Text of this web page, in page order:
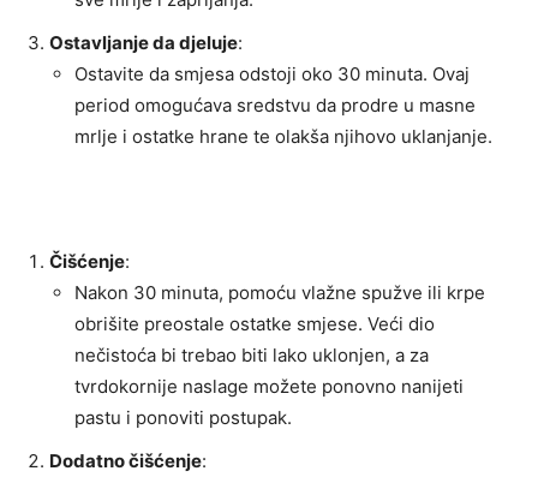
Ostavljanje da djeluje:
Ostavite da smjesa odstoji oko 30 minuta. Ovaj
period omogućava sredstvu da prodre u masne
mrlje i ostatke hrane te olakša njihovo uklanjanje.
Čišćenje:
Nakon 30 minuta, pomoću vlažne spužve ili krpe
obrišite preostale ostatke smjese. Veći dio
nečistoća bi trebao biti lako uklonjen, a za
tvrdokornije naslage možete ponovno nanijeti
pastu i ponoviti postupak.
Dodatno čišćenje: